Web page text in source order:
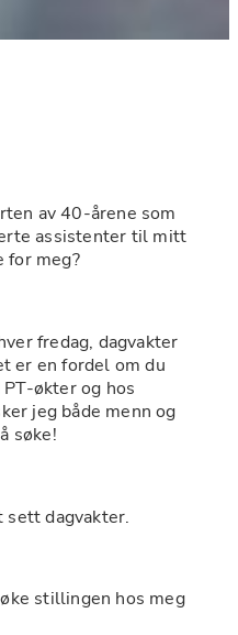
av 40-årene som
assistenter til mitt
for meg?
fredag, dagvakter
er en fordel om du
økter og hos
jeg både menn og
søke!
dagvakter.
stillingen hos meg